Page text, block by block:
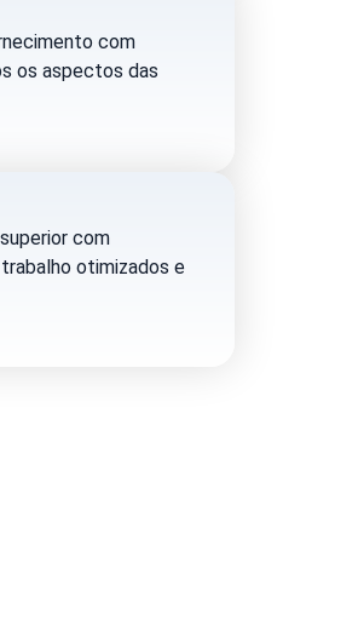
com
os aspectos das
com
otimizados e